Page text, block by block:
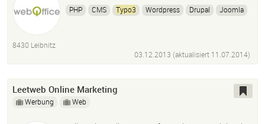
PHP CMS Typo3 Wordpress Drupal
Joomla
8430 Leibnitz
03.12.2013 (aktualisiert 11.07.2014)
Leetweb Online Marketing
Werbung Web